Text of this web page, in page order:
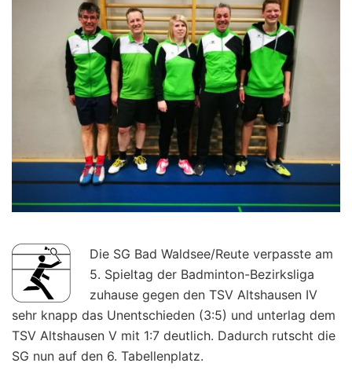
Die SG Bad Waldsee/Reute verpasste am
5. Spieltag der Badminton-Bezirksliga
zuhause gegen den TSV Altshausen IV
sehr knapp das Unentschieden (3:5) und unterlag dem
TSV Altshausen V mit 1:7 deutlich. Dadurch rutscht die
SG nun auf den 6. Tabellenplatz.